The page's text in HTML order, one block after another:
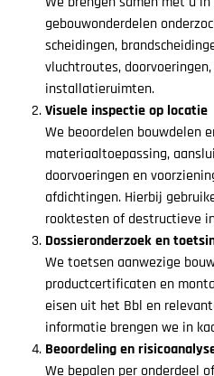
gebouwonderdelen
scheidingen,
vluchtroutes,
installatieruimten.
Visuele inspectie op locatie
We beoordelen bouwdelen
materiaaltoepassing,
doorvoeringen en
afdichtingen. Hierbij
rooktesten of destructieve
Dossieronderzoek en
We toetsen aanwezige
productcertificaten en
eisen uit het Bbl en
informatie brengen we in
Beoordeling en
We bepalen per onderdeel